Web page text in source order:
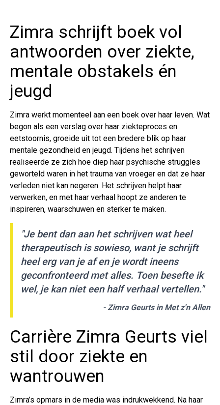
Zimra schrijft boek vol
antwoorden over ziekte,
mentale obstakels én
jeugd
Zimra werkt momenteel aan een boek over haar leven. Wat
begon als een verslag over haar ziekteproces en
eetstoornis, groeide uit tot een bredere blik op haar
mentale gezondheid en jeugd. Tijdens het schrijven
realiseerde ze zich hoe diep haar psychische struggles
geworteld waren in het trauma van vroeger en dat ze haar
verleden niet kan negeren. Het schrijven helpt haar
verwerken, en met haar verhaal hoopt ze anderen te
inspireren, waarschuwen en sterker te maken.
"Je bent dan aan het schrijven wat heel
therapeutisch is sowieso, want je schrijft
heel erg van je af en je wordt ineens
geconfronteerd met alles. Toen besefte ik
wel, je kan niet een half verhaal vertellen."
- Zimra Geurts in Met z'n Allen
Carrière Zimra Geurts viel
stil door ziekte en
wantrouwen
Zimra’s opmars in de media was indrukwekkend. Na haar